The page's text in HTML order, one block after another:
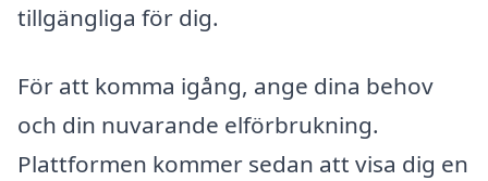
tillgängliga för dig.
För att komma igång, ange dina behov
och din nuvarande elförbrukning.
Plattformen kommer sedan att visa dig en